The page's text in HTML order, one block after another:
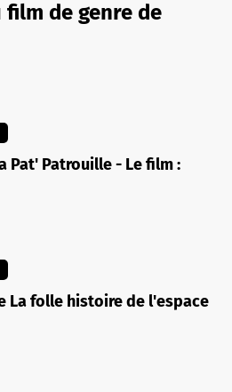
de genre de
Pat' Patrouille - Le film :
La folle histoire de l'espace